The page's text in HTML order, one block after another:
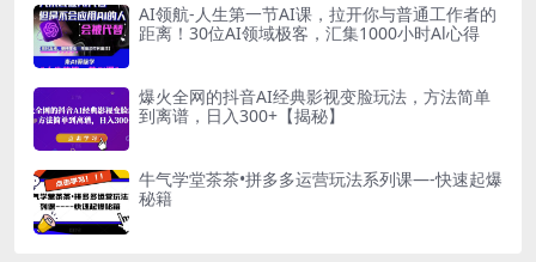
AI领航-人生第一节AI课，拉开你与普通工作者的
距离！30位AI领域极客，汇集1000小时Al心得
爆火全网的抖音AI经典影视变脸玩法，方法简单
到离谱，日入300+【揭秘】
牛气学堂茶茶•拼多多运营玩法系列课—-快速起爆
秘籍